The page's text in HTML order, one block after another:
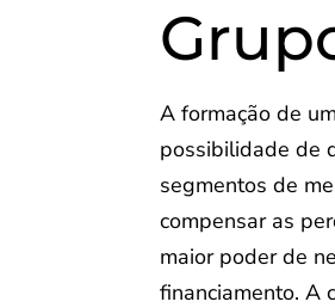
A formação de
possibilidade de
segmentos de
compensar as
maior poder de
financiamento. A